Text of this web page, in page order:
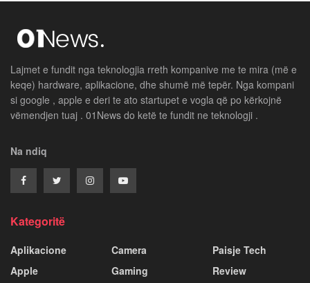
Lajmet e fundit nga teknologjia rreth kompanive me te mira (më e
keqe) hardware, aplikacione, dhe shumë më tepër. Nga kompani
si google , apple e deri te ato startupet e vogla që po kërkojnë
vëmendjen tuaj . 01News do ketë te fundit ne teknologji .
Na ndiq
Kategoritë
Aplikacione
Apple
Camera
Gaming
Paisje Tech
Review